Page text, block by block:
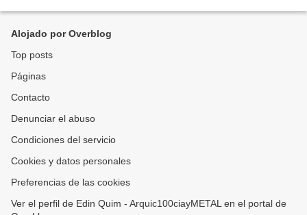
Alojado por Overblog
Top posts
Páginas
Contacto
Denunciar el abuso
Condiciones del servicio
Cookies y datos personales
Preferencias de las cookies
Ver el perfil de Edin Quim - Arquic100ciayMETAL en el portal de